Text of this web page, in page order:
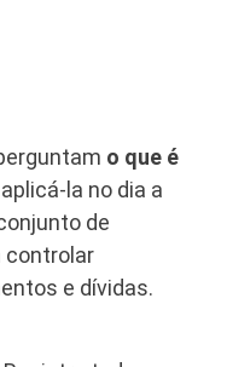
o que é
la no dia a
de
controlar
e dívidas.